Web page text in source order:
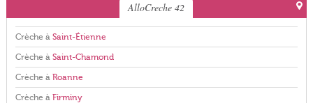
AlloCreche 42
Crèche à Saint-Étienne
Crèche à Saint-Chamond
Crèche à Roanne
Crèche à Firminy